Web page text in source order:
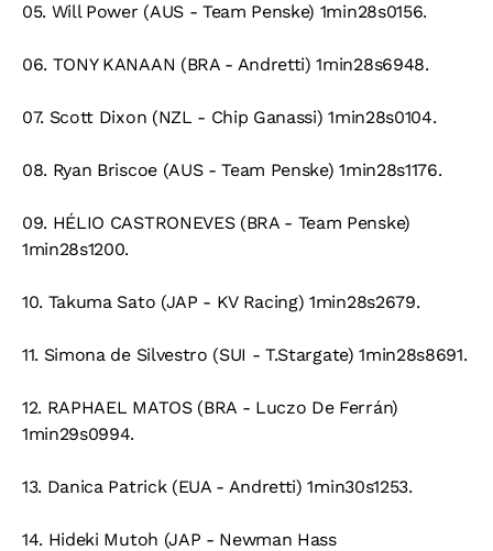
05. Will Power (AUS - Team Penske) 1min28s0156.
06. TONY KANAAN (BRA - Andretti) 1min28s6948.
07. Scott Dixon (NZL - Chip Ganassi) 1min28s0104.
08. Ryan Briscoe (AUS - Team Penske) 1min28s1176.
09. HÉLIO CASTRONEVES (BRA - Team Penske)
1min28s1200.
10. Takuma Sato (JAP - KV Racing) 1min28s2679.
11. Simona de Silvestro (SUI - T.Stargate) 1min28s8691.
12. RAPHAEL MATOS (BRA - Luczo De Ferrán)
1min29s0994.
13. Danica Patrick (EUA - Andretti) 1min30s1253.
14. Hideki Mutoh (JAP - Newman Hass